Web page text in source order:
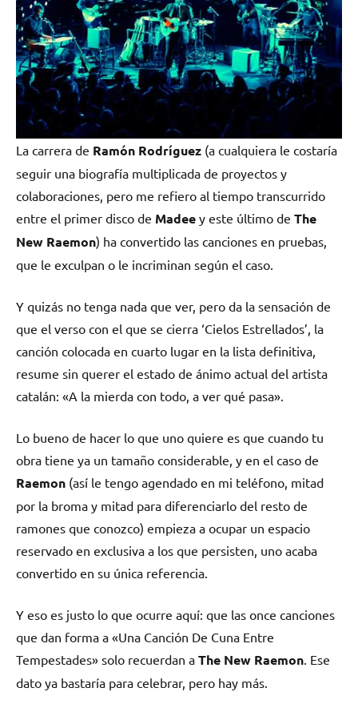
La carrera de Ramón Rodríguez (a cualquiera le costaría
seguir una biografía multiplicada de proyectos y
colaboraciones, pero me refiero al tiempo transcurrido
entre el primer disco de Madee y este último de The
New Raemon) ha convertido las canciones en pruebas,
que le exculpan o le incriminan según el caso.
Y quizás no tenga nada que ver, pero da la sensación de
que el verso con el que se cierra ‘Cielos Estrellados’, la
canción colocada en cuarto lugar en la lista definitiva,
resume sin querer el estado de ánimo actual del artista
catalán: «A la mierda con todo, a ver qué pasa».
Lo bueno de hacer lo que uno quiere es que cuando tu
obra tiene ya un tamaño considerable, y en el caso de
Raemon (así le tengo agendado en mi teléfono, mitad
por la broma y mitad para diferenciarlo del resto de
ramones que conozco) empieza a ocupar un espacio
reservado en exclusiva a los que persisten, uno acaba
convertido en su única referencia.
Y eso es justo lo que ocurre aquí: que las once canciones
que dan forma a «Una Canción De Cuna Entre
Tempestades» solo recuerdan a The New Raemon . Ese
dato ya bastaría para celebrar, pero hay más.